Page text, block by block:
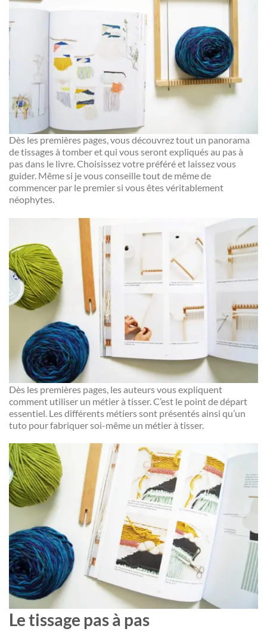
Dès les premières pages, vous découvrez tout un panorama
de tissages à tomber et qui vous seront expliqués au pas à
pas dans le livre. Choisissez votre préféré et laissez vous
guider. Même si je vous conseille tout de même de
commencer par le premier si vous êtes véritablement
néophytes.
Dès les premières pages, les auteurs vous expliquent
comment utiliser un métier à tisser. C’est le point de départ
essentiel. Les différents métiers sont présentés ainsi qu’un
tuto pour fabriquer soi-même un métier à tisser.
Le tissage pas à pas